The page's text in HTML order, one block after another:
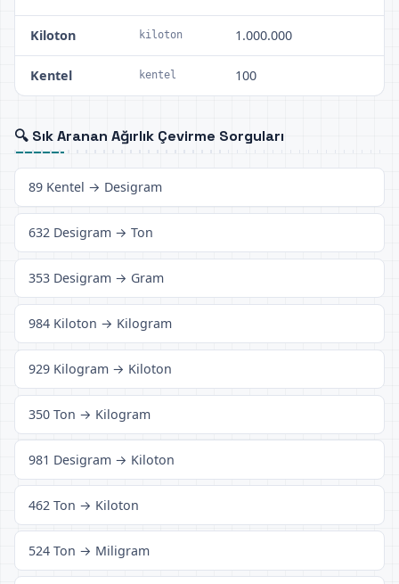
Kiloton kiloton 1.000.000
Kentel kentel 100
🔍 Sık Aranan Ağırlık Çevirme Sorguları
89 Kentel → Desigram
632 Desigram → Ton
353 Desigram → Gram
984 Kiloton → Kilogram
929 Kilogram → Kiloton
350 Ton → Kilogram
981 Desigram → Kiloton
462 Ton → Kiloton
524 Ton → Miligram